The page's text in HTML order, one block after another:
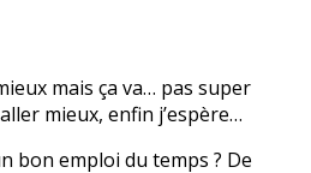
mais ça va… pas super
mieux, enfin j’espère…
bon emploi du temps ? De